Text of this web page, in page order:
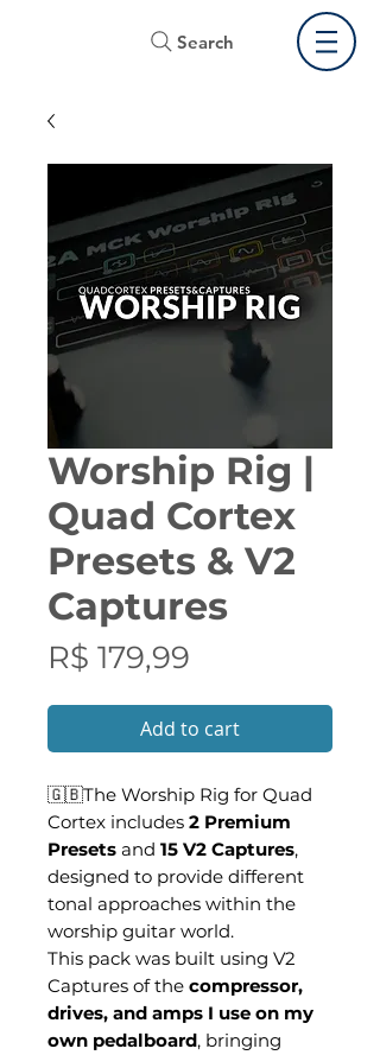
Search
Worship Rig |
Quad Cortex
Presets & V2
Captures
R$ 179,99
Add to cart
🇬🇧The Worship Rig for Quad
Cortex includes 2 Premium
Presets and 15 V2 Captures,
designed to provide different
tonal approaches within the
worship guitar world.
This pack was built using V2
Captures of the compressor,
drives, and amps I use on my
own pedalboard, bringing